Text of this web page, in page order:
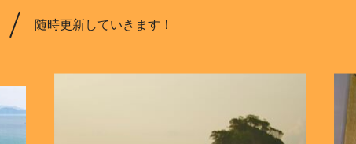
随時更新していきます！